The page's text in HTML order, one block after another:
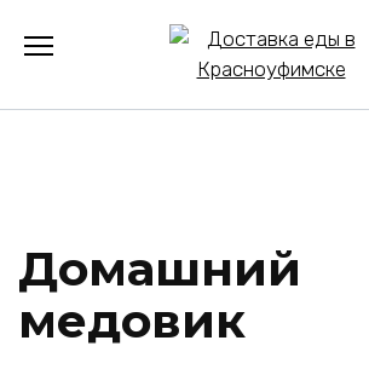
Домашний
медовик